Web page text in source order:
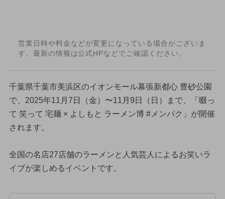
営業日時や料金などが変更になっている場合がございま
す。最新の情報は公式HPなどでご確認ください。
千葉県千葉市美浜区のイオンモール幕張新都心 豊砂公園
で、2025年11月7日（金）〜11月9日（日）まで、「啜っ
て 笑って 宅麺 × よしもと ラーメン博 #メンパク」が開催
されます。
全国の名店27店舗のラーメンと人気芸人によるお笑いラ
イブが楽しめるイベントです。